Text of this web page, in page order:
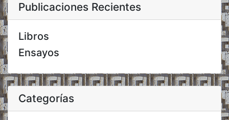
Publicaciones Recientes
Libros
Ensayos
Categorías